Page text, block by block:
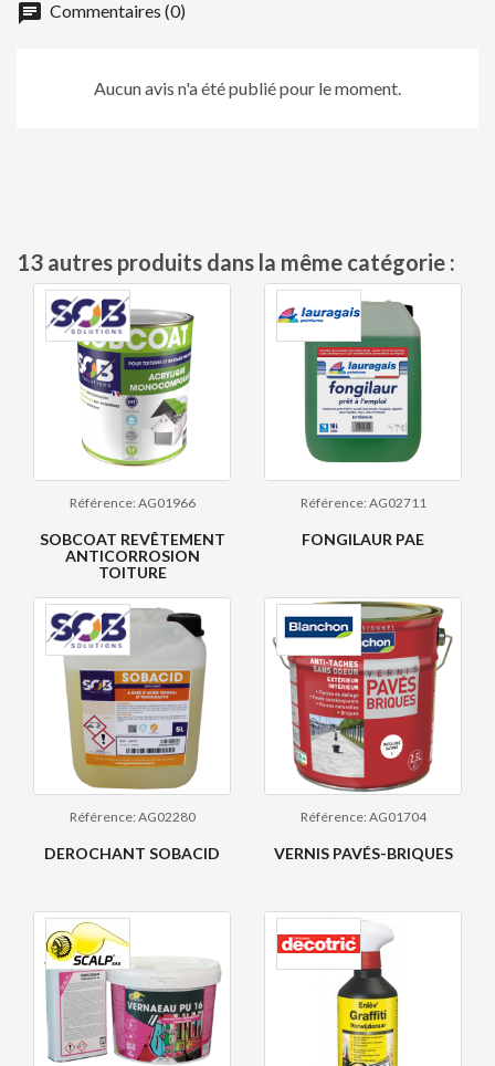
chat Commentaires (0)
Aucun avis n'a été publié pour le moment.
13 autres produits dans la même catégorie :
Référence: AG01966
SOBCOAT REVÊTEMENT
ANTICORROSION
TOITURE
Référence: AG02711
FONGILAUR PAE
Référence: AG02280
DEROCHANT SOBACID
Référence: AG01704
VERNIS PAVÉS-BRIQUES